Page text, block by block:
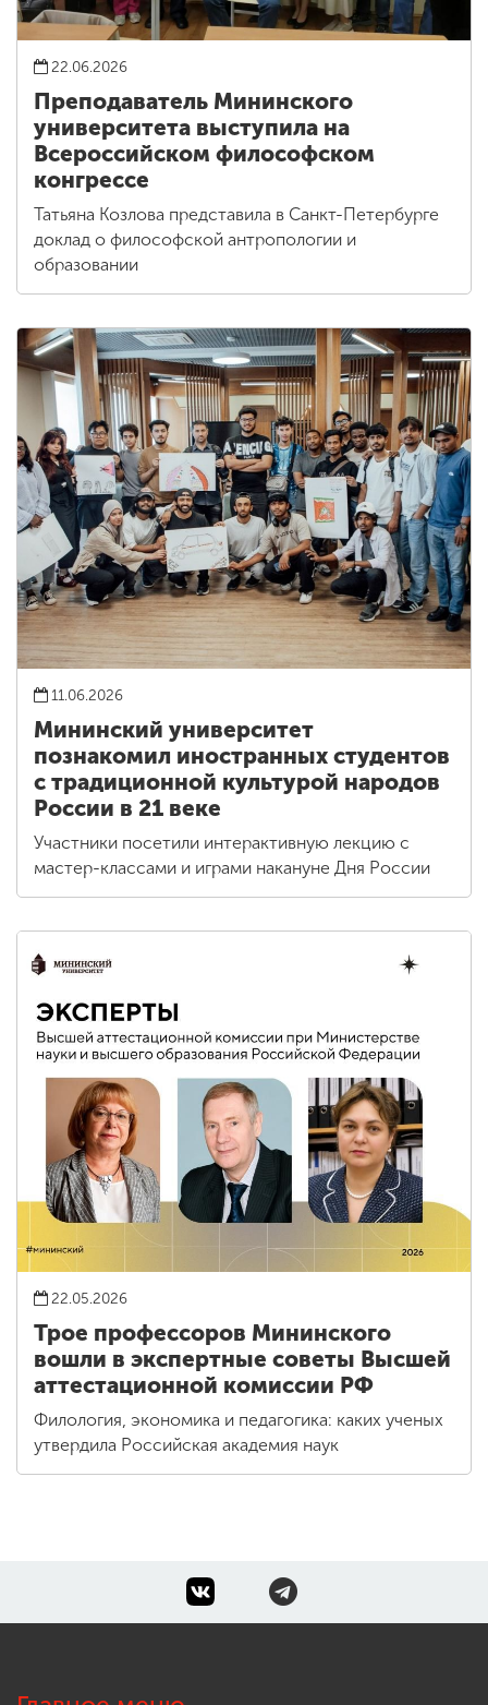
22.06.2026
Преподаватель Мининского
университета выступила на
Всероссийском философском
конгрессе
Татьяна Козлова представила в Санкт-Петербурге
доклад о философской антропологии и
образовании
11.06.2026
Мининский университет
познакомил иностранных студентов
с традиционной культурой народов
России в 21 веке
Участники посетили интерактивную лекцию с
мастер-классами и играми накануне Дня России
22.05.2026
Трое профессоров Мининского
вошли в экспертные советы Высшей
аттестационной комиссии РФ
Филология, экономика и педагогика: каких ученых
утвердила Российская академия наук